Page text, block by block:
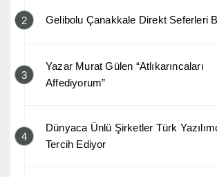
2 Gelibolu Çanakkale Direkt Seferleri
3
Yazar Murat Gülen “Atlıkarıncaları
Affediyorum”
4
Dünyaca Ünlü Şirketler Türk
Tercih Ediyor